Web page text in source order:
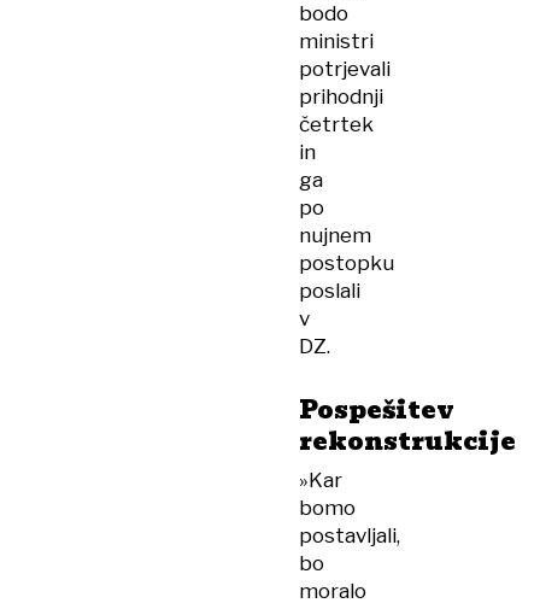
bodo
ministri
potrjevali
prihodnji
četrtek
in
ga
po
nujnem
postopku
poslali
v
DZ.
Pospešitev
rekonstrukcije
»Kar
bomo
postavljali,
bo
moralo